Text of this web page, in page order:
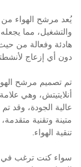
يُعد مرشح الهواء
والتشغيل، مما
هادئة وفعالة من
دون أي إزعاج
تم تصميم مرشح
أنلايتيتش، وهي
عالية الجودة، وقد
متينة وتقنية
تنقية الهواء.
سواء كنت ترغب في